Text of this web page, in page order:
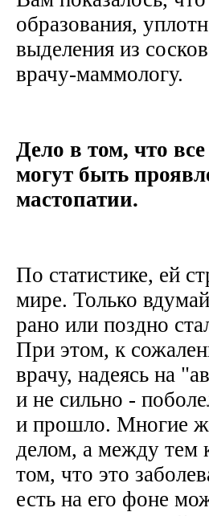
образования,
выделения из
врачу-маммологу.
Дело в том, что
могут быть
мастопатии.
По статистике, ей
мире. Только
рано или поздно
При этом, к
врачу, надеясь на
и не сильно -
и прошло. Многие
делом, а между тем
том, что это
есть на его фоне